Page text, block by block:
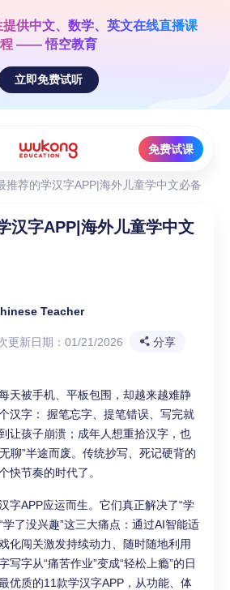
提供中文、数学、英文在线直播课
程 —— 悟空教育
立即免费试听
免费试课
推荐的学汉字APP|海外儿童学中文必备
汉字APP|海外儿童学中文
Teacher
更新日期：01/21/2026 分享
天被手机、平板包围，却越来越难静
汉字： 握笔忘字、提笔错误、写完就
让孩子崩溃；成年人想重拾汉字，也
聊”半途而废。传统抄写、死记硬背的
快节奏的时代了。
字APP应运而生。它们真正解决了“学
学了没兴趣”这三大痛点：通过AI智能适
化闯关激发持续动力、随时随地利用
写字从“痛苦作业”变成“轻松上瘾”的日
优质的11款学汉字APP，从功能、体